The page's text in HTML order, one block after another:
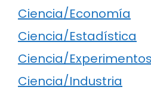
Ciencia/Economía
Ciencia/Estadística
Ciencia/
Ciencia/Industria